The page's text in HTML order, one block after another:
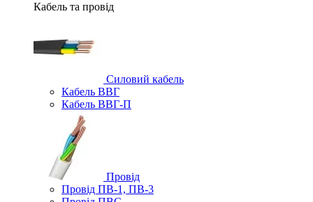
Кабель та провід
Силовий кабель
Кабель ВВГ
Кабель ВВГ-П
Провід
Провід ПВ-1, ПВ-3